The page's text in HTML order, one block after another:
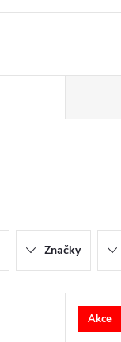
Značky
Akce